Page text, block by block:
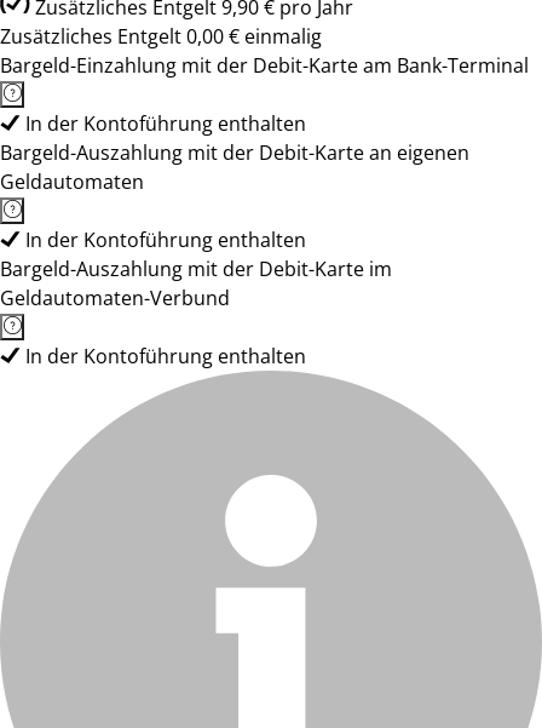
Zusätzliches Entgelt 9,90 € pro Jahr
Zusätzliches Entgelt 0,00 € einmalig
Bargeld-Einzahlung mit der Debit-Karte am Bank-Terminal
In der Kontoführung enthalten
Bargeld-Auszahlung mit der Debit-Karte an eigenen
Geldautomaten
In der Kontoführung enthalten
Bargeld-Auszahlung mit der Debit-Karte im
Geldautomaten-Verbund
In der Kontoführung enthalten